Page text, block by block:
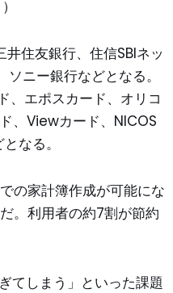
住友銀行、住信SBIネッ
ニー銀行などとなる。
、エポスカード、オリコ
、Viewカード、NICOS
なる。
の家計簿作成が可能にな
。利用者の約7割が節約
てしまう」といった課題